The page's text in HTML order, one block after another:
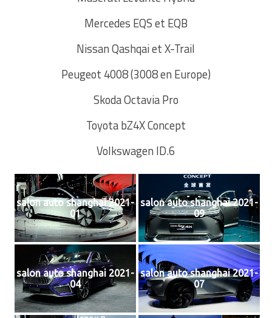
Mercedes EQS et EQB
Nissan Qashqai et X-Trail
Peugeot 4008 (3008 en Europe)
Skoda Octavia Pro
Toyota bZ4X Concept
Volkswagen ID.6
salon auto shanghai 2021-
01
salon auto shanghai 2021-
09
salon auto shanghai 2021-
04
salon auto shanghai 2021-
07